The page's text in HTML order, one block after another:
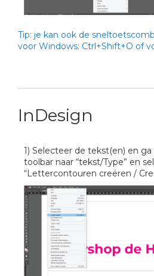
Tip: je kan ook de
voor Windows: Ctrl+Shift+O of
InDesign
1) Selecteer de tekst(en) en
toolbar naar “tekst/Type” en
“Lettercontouren creëren /